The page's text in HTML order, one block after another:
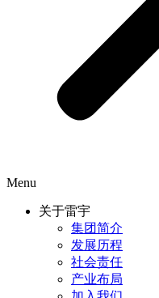
Menu
关于雷宇
集团简介
发展历程
社会责任
产业布局